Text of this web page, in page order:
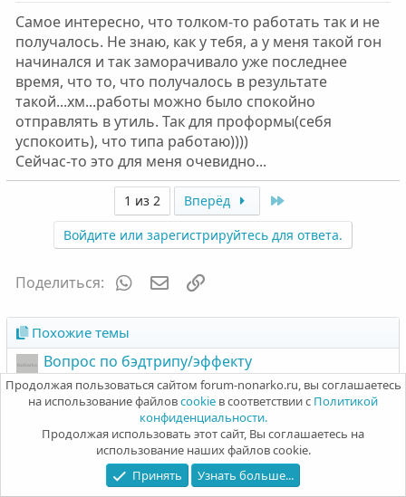
Самое интересно, что толком-то работать так и не
получалось. Не знаю, как у тебя, а у меня такой гон
начинался и так заморачивало уже последнее
время, что то, что получалось в результате
такой...хм...работы можно было спокойно
отправлять в утиль. Так для проформы(себя
успокоить), что типа работаю))))
Сейчас-то это для меня очевидно...
1 из 2 Вперёд
Войдите или зарегистрируйтесь для ответа.
Поделиться: WhatsAppЭлектронная почта
Похожие темы
Вопрос по бэдтрипу/эффекту
Автор: Passion 14 Ноя 2023 Ответы: 2
Истории наркоманов
Что такое трип ситтер на сленге
Автор: Lilia M. 5 Дек 2022
Ответы: 143
Истории наркоманов
Трип отсюда
Продолжая пользоваться сайтом forum-nonarko.ru, вы соглашаетесь
на использование файловcookie в соответствии с Политикой
конфиденциальности.
Продолжая использовать этот сайт, Вы соглашаетесь на
использование наших файлов cookie.
Принять
Узнать больше...